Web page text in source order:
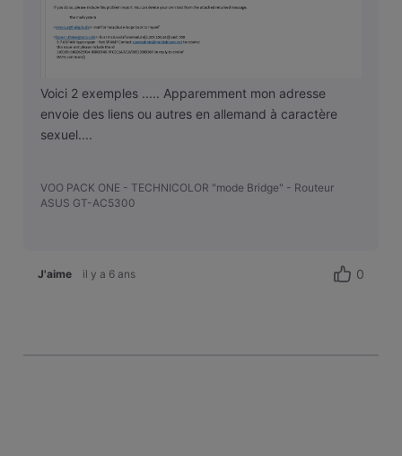
Voici 2 exemples ..... Apparemment mon adresse
envoie des liens ou autres en allemand à caractère
sexuel....
VOO PACK ONE - TECHNICOLOR "mode Bridge" - Routeur
ASUS GT-AC5300
J'aime il y a 6 ans 0